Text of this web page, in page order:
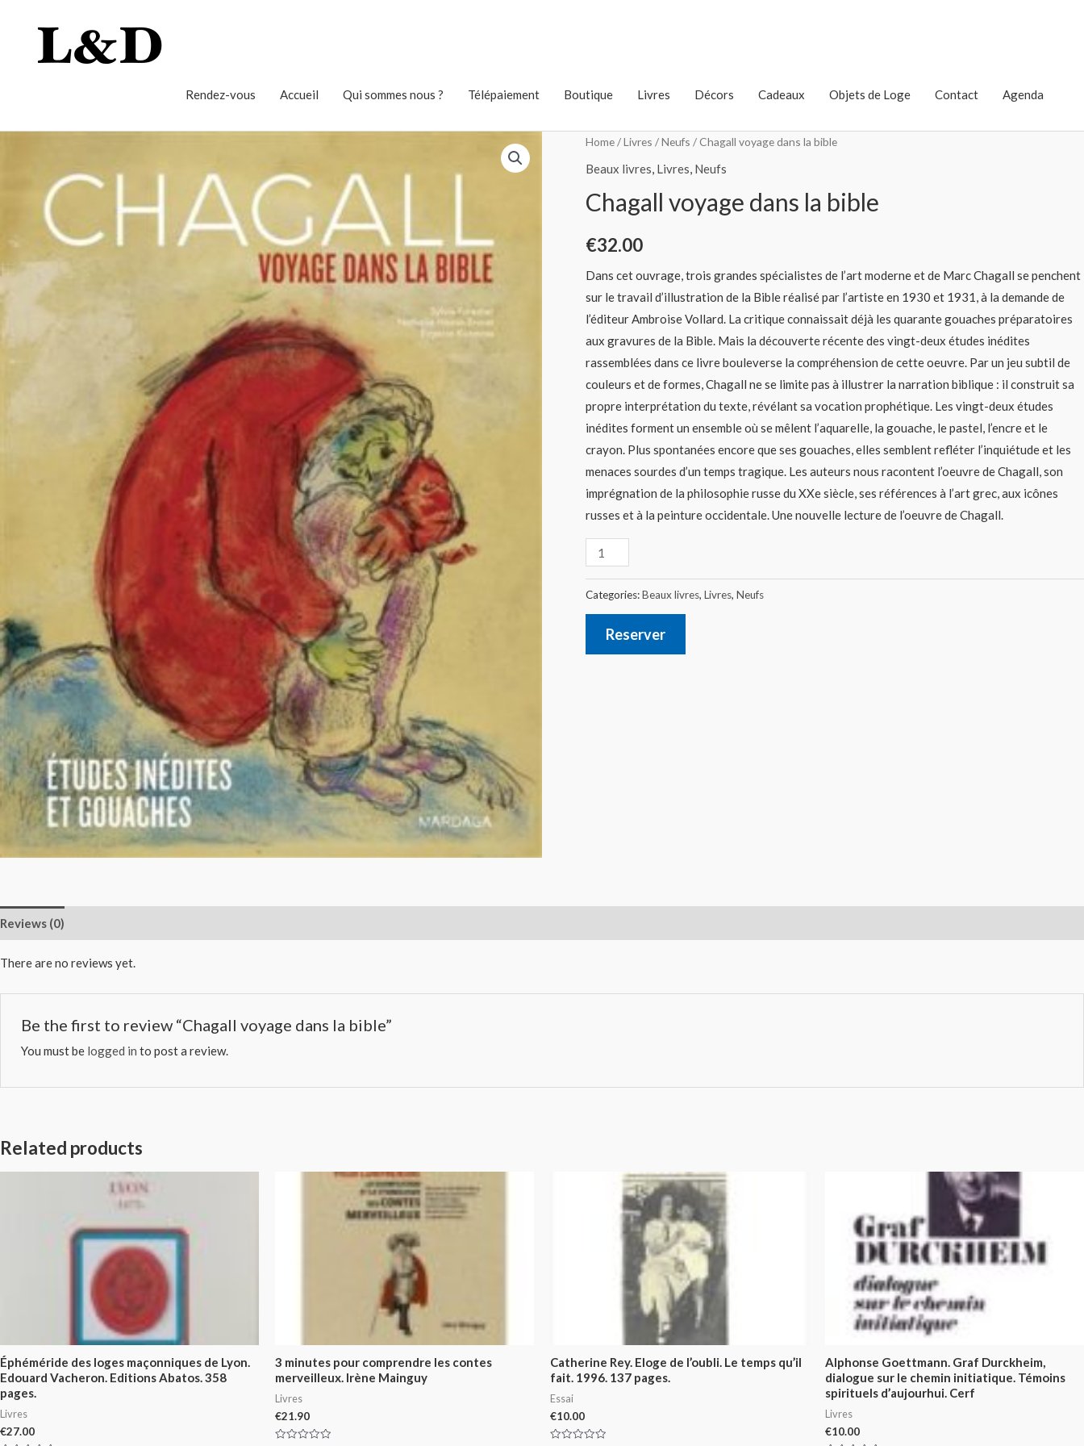
Rendez-vous Accueil Qui sommes nous ? Télépaiement Boutique Livres Décors Cadeaux Objets de Loge Contact Agenda
Home/Livres /Neufs / Chagall voyage dans la bible
Beaux livres, Livres, Neufs
Chagall voyage dans la bible
€32.00
Dans cet ouvrage, trois grandes spécialistes de l’art moderne et de Marc Chagall se penchent
sur le travail d’illustration de la Bible réalisé par l’artiste en 1930 et 1931, à la demande de
l’éditeur Ambroise Vollard. La critique connaissait déjà les quarante gouaches préparatoires
aux gravures de la Bible. Mais la découverte récente des vingt-deux études inédites
rassemblées dans ce livre bouleverse la compréhension de cette oeuvre. Par un jeu subtil de
couleurs et de formes, Chagall ne se limite pas à illustrer la narration biblique : il construit sa
propre interprétation du texte, révélant sa vocation prophétique. Les vingt-deux études
inédites forment un ensemble où se mêlent l’aquarelle, la gouache, le pastel, l’encre et le
crayon. Plus spontanées encore que ses gouaches, elles semblent refléter l’inquiétude et les
menaces sourdes d’un temps tragique. Les auteurs nous racontent l’oeuvre de Chagall, son
imprégnation de la philosophie russe du XXe siècle, ses références à l’art grec, aux icônes
russes et à la peinture occidentale. Une nouvelle lecture de l’oeuvre de Chagall.
Categories:Beaux livres, Livres, Neufs
Reserver
Reviews (0)
There are no reviews yet.
Be the first to review “Chagall voyage dans la bible”
You must be logged in to post a review.
Related products
Éphéméride des loges maçonniques de Lyon.
Edouard Vacheron. Editions Abatos. 358
pages.
Livres
€27.00
3 minutes pour comprendre les contes
merveilleux. Irène Mainguy
Livres
€21.90
Catherine Rey. Eloge de l’oubli. Le temps qu’il
fait. 1996. 137 pages.
Essai
€10.00
Alphonse Goettmann. Graf Durckheim,
dialogue sur le chemin initiatique. Témoins
spirituels d’aujourhui. Cerf
Livres
€10.00